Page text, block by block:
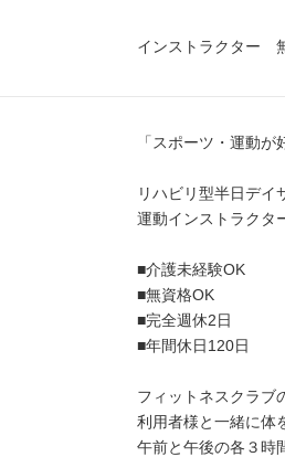
インストラクター
「スポーツ・運動が
リハビリ型半日デイ
運動インストラクタ
■介護未経験OK
■無資格OK
■完全週休2日
■年間休日120日
フィットネスクラブ
利用者様と一緒に体
午前と午後の各３時